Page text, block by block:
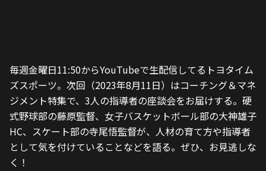
毎週金曜日11:50からYouTubeで生配信してるトヨタイム
ズスポーツ。次回（2023年8月11日）はコーチング＆マネ
ジメント特集で、3人の指導者の座談会をお届けする。硬
式野球部の藤原監督、女子バスケットボール部の大神雄子
HC、スケート部の寺尾悟監督が、人材の育て方や指導者
として気を付けていることなどを語る。ぜひ、お見逃しな
く！